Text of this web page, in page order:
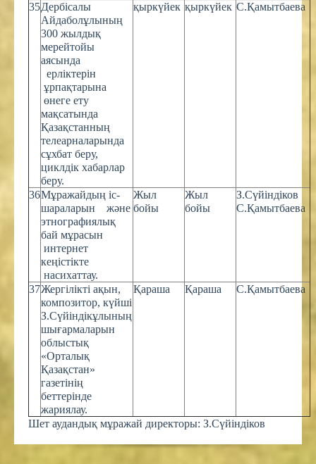
35Дербісалы
Айдаболұлының
300 жылдық
мерейтойы
аясында
ерліктерін
ұрпақтарына
өнеге ету
мақсатында
Қазақстанның
телеарналарында
сұхбат беру,
циклдік хабарлар
беру.
қыркүйек қыркүйек С.Қамытбаева
36Мұражайдың іс-
шараларын және
этнографиялық
бай мұрасын
интернет
кеңістікте
насихаттау.
Жыл
бойы
Жыл
бойы
З.Сүйіндіков
С.Қамытбаева
37Жергілікті ақын,
композитор, күйші
З.Сүйіндікұлының
шығармаларын
облыстық
«Орталық
Қазақстан»
газетінің
беттерінде
жариялау.
Қараша Қараша С.Қамытбаева
Шет аудандық мұражай директоры: З.Сүйіндіков